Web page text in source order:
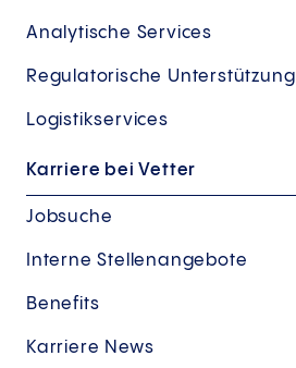
Analytische Services
Regulatorische Unterstützung
Logistikservices
Karriere bei Vetter
Jobsuche
Interne Stellenangebote
Benefits
Karriere News